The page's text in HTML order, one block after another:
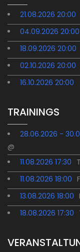
21.08.2026 20:00
04.09.2026 20:00
18.09.2026 20:00
02.10.2026 20:00
16.10.2026 20:00
TRAININGS
28.06.2026 -
@
11.08.2026 17:30
11.08.2026 18:00
13.08.2026 18:00
18.08.2026 17:30